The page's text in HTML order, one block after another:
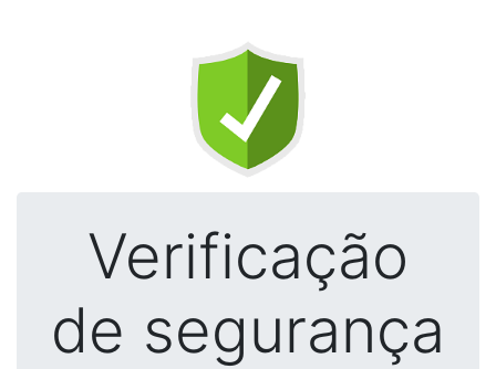
Verificação
de segurança